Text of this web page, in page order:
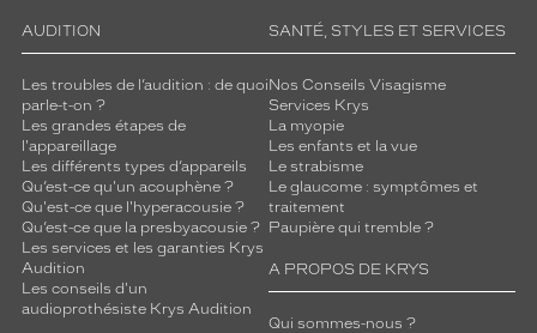
AUDITION
Les troubles de l’audition : de quoi
parle-t-on ?
Les grandes étapes de
l'appareillage
Les différents types d’appareils
Qu’est-ce qu'un acouphène ?
Qu'est-ce que l'hyperacousie ?
Qu’est-ce que la presbyacousie ?
Les services et les garanties Krys
Audition
Les conseils d'un
audioprothésiste Krys Audition
SANTÉ, STYLES ET SERVICES
Nos Conseils Visagisme
Services Krys
La myopie
Les enfants et la vue
Le strabisme
Le glaucome : symptômes et
traitement
Paupière qui tremble ?
A PROPOS DE KRYS
Qui sommes-nous ?